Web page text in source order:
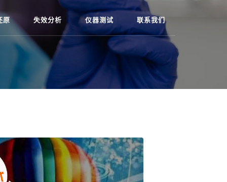
原 失效分析 仪器测试 联系我们